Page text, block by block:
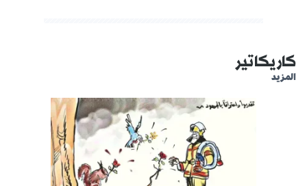
كاريكاتير
المزيد